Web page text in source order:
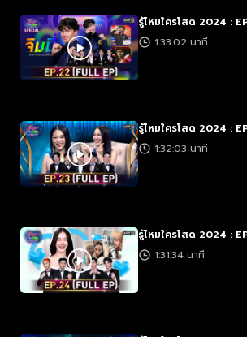
รู้ไหมใครโสด 2024 :
1:33:02 นาที
รู้ไหมใครโสด 2024 :
1:32:03 นาที
รู้ไหมใครโสด 2024 :
1:31:34 นาที